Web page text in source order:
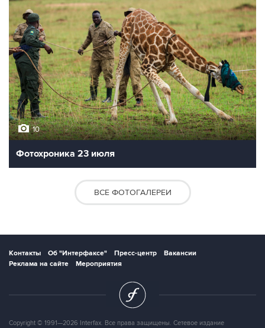
10
Фотохроника 23 июля
ВСЕ ФОТОГАЛЕРЕИ
Контакты Об "Интерфаксе" Пресс-центр
Вакансии
Реклама на сайте
Мероприятия
Copyright © 1991—2026 Interfax. Все права защищены. Сетевое издание